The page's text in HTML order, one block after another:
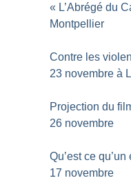
« L’Abrégé du
Montpellier
Contre les
23 novembre à
Projection du
26 novembre
Qu’est ce qu’un
17 novembre